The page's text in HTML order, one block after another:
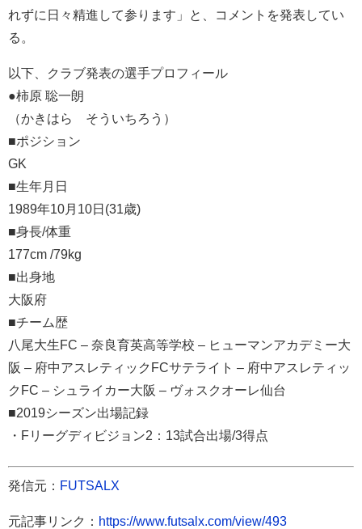
れずに日々精進して参ります」と、コメントを発表してい
る。
以下、クラブ発表の選手プロフィール
●柿原 聡一朗
（かきはら そういちろう）
■ポジション
GK
■生年月日
1989年10月10日(31歳)
■身長/体重
177cm /79kg
■出身地
大阪府
■チーム歴
八尾大生FC – 奈良育英高等学校 – ヒューマンアカデミー大
阪 – 府中アスレティックFCサテライト – 府中アスレティッ
クFC – シュライカー大阪 – ヴォスクオーレ仙台
■2019シーズン出場記録
・Fリーグディビジョン2：13試合出場/3得点
発信元： FUTSALX
元記事リンク： https://www.futsalx.com/view/493